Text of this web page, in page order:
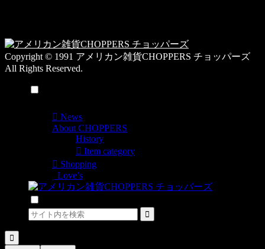
Copyright © 1991 アメリカン雑貨CHOPPERS チョッパーズ
All Rights Reserved.
News
About CHOPPERS
History
Item category
Shopping
Love’s